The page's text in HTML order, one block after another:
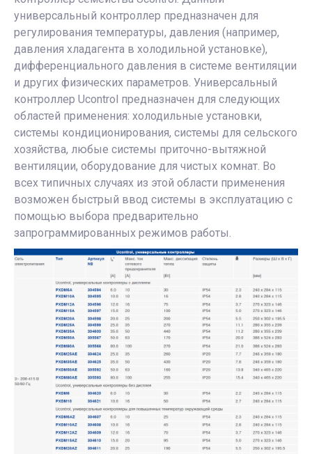
универсальный контроллер предназначен для
регулирования температуры, давления (например,
давления хладагента в холодильной установке),
дифференциального давления в системе вентиляции
и других физических параметров. Универсальный
контроллер Ucontrol предназначен для следующих
областей применения: холодильные установки,
системы кондиционирования, системы для сельского
хозяйства, любые системы приточно-вытяжной
вентиляции, оборудование для чистых комнат. Во
всех типичных случаях из этой области применения
возможен быстрый ввод системы в эксплуатацию с
помощью выбора предварительно
запрограммированных режимов работы.